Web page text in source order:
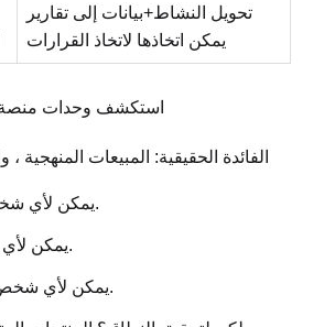
تحويل النشاط+بيانات إلى تقارير
يمكن اتخاذها لاتخاذ القرارات
استكشف وحدات منصة
الفائدة الحقيقية: المبيعات
يمكن لأي شخص العثور على أدلة.
يمكن لأي شخص كتابة رسالة.
يمكن لأي شخص عقد صفقة-واحدة.